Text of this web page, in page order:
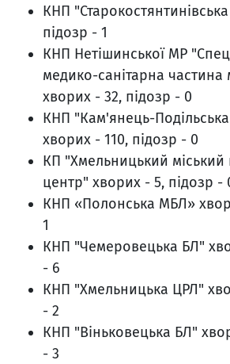
КНП
підозр - 1
КНП Нетішинської МР
медико-санітарна частина
хворих - 32, підозр - 0
КНП "Кам'янець-Подільська
хворих - 110, підозр - 0
КП "Хмельницький міський
центр" хворих - 5, підозр -
КНП «Полонська МБЛ»
1
КНП "Чемеровецька БЛ"
- 6
КНП "Хмельницька ЦРЛ"
- 2
КНП "Віньковецька БЛ"
- 3